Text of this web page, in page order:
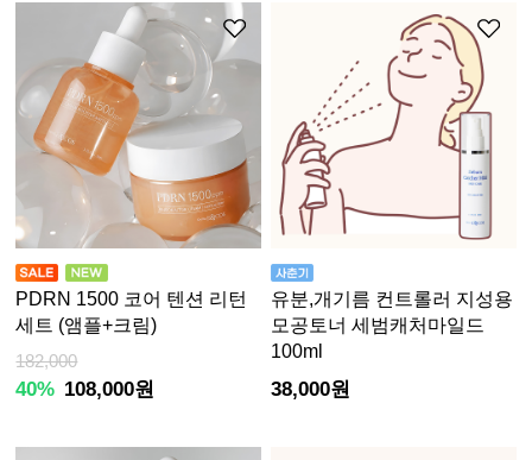
PDRN 1500 코어 텐션 리턴
세트 (앰플+크림)
182,000
40% 108,000원
유분,개기름 컨트롤러 지성용
모공토너 세범캐처마일드
100ml
38,000원